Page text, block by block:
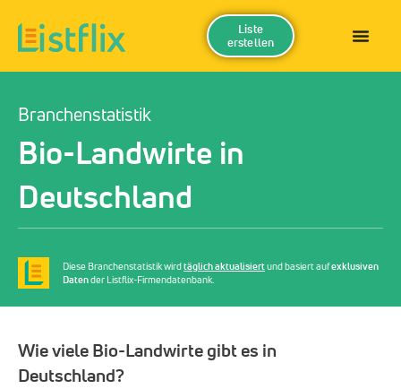
Liste
erstellen
Branchenstatistik
Bio-Landwirte in
Deutschland
Diese Branchenstatistik wirdtäglich aktualisiertund basiert aufexklusiven
Datender Listflix-Firmendatenbank.
Wie viele Bio-Landwirte gibt es in
Deutschland?